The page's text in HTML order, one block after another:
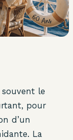
le
pour
d’un
La